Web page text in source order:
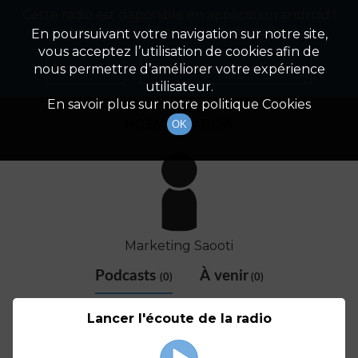
Détail De L'animateur
NOÉMIE GARCIA
Marketing Saooti
Podcasts (0) À venir(0)
Aucun élément disponible
d'utilisation
En poursuivant votre navigation sur notre site,
vous acceptez l’utilisation de cookies afin de
nous permettre d’améliorer votre expérience
utilisateur.
En savoir plus sur notre politique Cookies
OK
Appuyez ci-dessous pour l'installer.
Non merci Télécharger l'application
Lancer l'écoute de la radio